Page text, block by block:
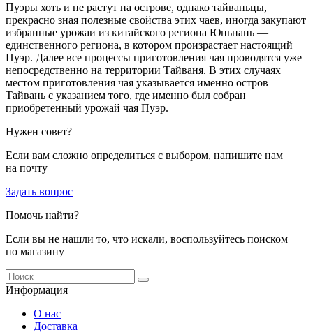
Пуэры хоть и не растут на острове, однако тайваньцы,
прекрасно зная полезные свойства этих чаев, иногда закупают
избранные урожаи из китайского региона Юньнань —
единственного региона, в котором произрастает настоящий
Пуэр. Далее все процессы приготовления чая проводятся уже
непосредственно на территории Тайваня. В этих случаях
местом приготовления чая указывается именно остров
Тайвань с указанием того, где именно был собран
приобретенный урожай чая Пуэр.
Нужен совет?
Если вам сложно определиться с выбором, напишите нам
на почту
Задать вопрос
Помочь найти?
Если вы не нашли то, что искали, воспользуйтесь поиском
по магазину
Информация
О нас
Доставка